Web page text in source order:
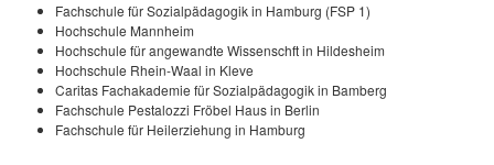
Fachschule für Sozialpädagogik in Hamburg (FSP 1)
Hochschule Mannheim
Hochschule für angewandte Wissenschft in Hildesheim
Hochschule Rhein-Waal in Kleve
Caritas Fachakademie für Sozialpädagogik in Bamberg
Fachschule Pestalozzi Fröbel Haus in Berlin
Fachschule für Heilerziehung in Hamburg